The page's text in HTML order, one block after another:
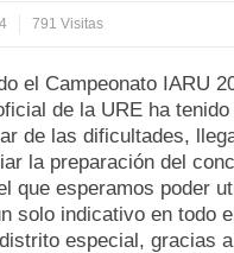
791 Visitas
el Campeonato IARU
de la URE ha tenido
de las dificultades,
la preparación del
que esperamos poder
solo indicativo en todo
especial, gracias